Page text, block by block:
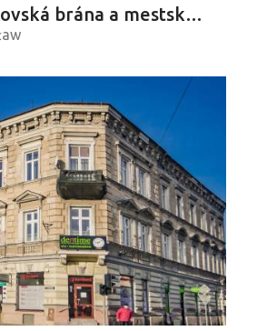
Krakovská brána a mestské hradby